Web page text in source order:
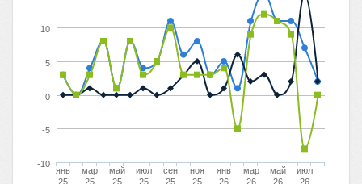
янв
25
мар
25
май
25
июл
25
сен
25
ноя
25
янв
26
мар
26
май
26
июл
26
-10
-5
0
5
10